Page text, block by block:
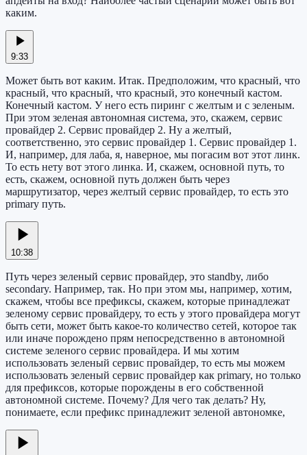
каким.
9:33
Может быть вот каким. Итак. Предположим, что красный, что
красный, что красный, что красный, это конечный кастом.
Конечный кастом. У него есть пиринг с желтым и с зеленым.
При этом зеленая автономная система, это, скажем, сервис
провайдер 2. Сервис провайдер 2. Ну а желтый,
соответственно, это сервис провайдер 1. Сервис провайдер 1.
И, например, для лаба, я, наверное, мы погасим вот этот линк.
То есть нету вот этого линка. И, скажем, основной путь, то
есть, скажем, основной путь должен быть через
маршрутизатор, через желтый сервис провайдер, то есть это
primary путь.
10:38
Путь через зеленый сервис провайдер, это standby, либо
secondary. Например, так. Но при этом мы, например, хотим,
скажем, чтобы все префиксы, скажем, которые принадлежат
зеленому сервис провайдеру, то есть у этого провайдера могут
быть сети, может быть какое-то количество сетей, которое так
или иначе порождено прям непосредственно в автономной
системе зеленого сервис провайдера. И мы хотим
использовать зеленый сервис провайдер, то есть мы можем
использовать зеленый сервис провайдер как primary, но только
для префиксов, которые порождены в его собственной
автономной системе. Почему? Для чего так делать? Ну,
понимаете, если префикс принадлежит зеленой автономке,